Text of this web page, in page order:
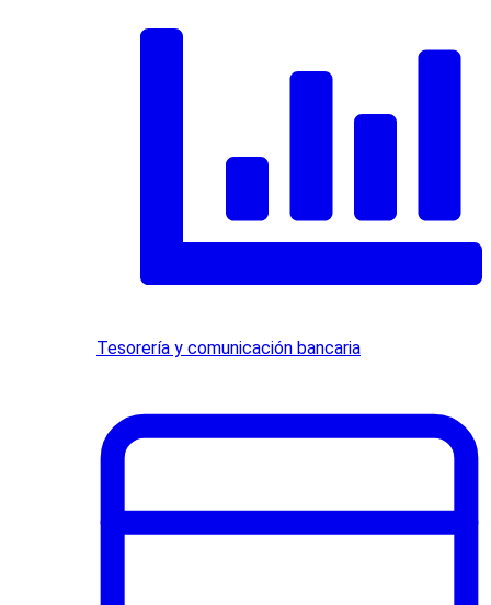
Tesorería y comunicación bancaria